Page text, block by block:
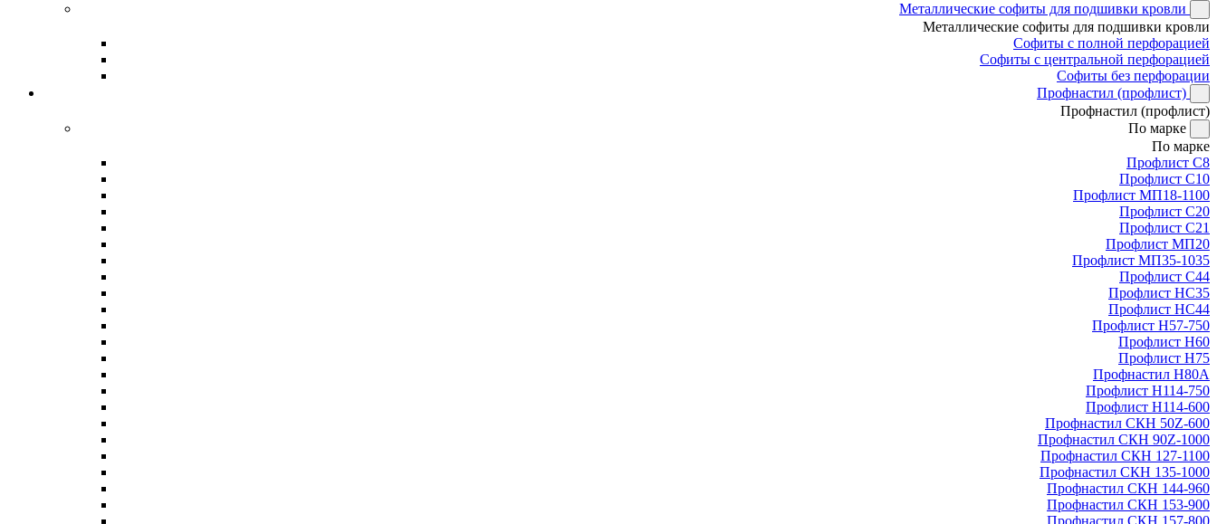
Металлические софиты для подшивки кровли
Металлические софиты для подшивки кровли
Софиты с полной перфорацией
Софиты с центральной перфорацией
Софиты без перфорации
Профнастил (профлист)
Профнастил (профлист)
По марке
По марке
Профлист С8
Профлист С10
Профлист МП18-1100
Профлист С20
Профлист С21
Профлист МП20
Профлист МП35-1035
Профлист С44
Профлист НС35
Профлист НС44
Профлист Н57-750
Профлист Н60
Профлист Н75
Профнастил Н80А
Профлист Н114-750
Профлист Н114-600
Профнастил СКН 50Z-600
Профнастил СКН 90Z-1000
Профнастил СКН 127-1100
Профнастил СКН 135-1000
Профнастил СКН 144-960
Профнастил СКН 153-900
Профнастил СКН 157-800